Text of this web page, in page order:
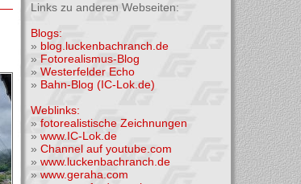
Links zu anderen Webseiten:
Blogs:
» blog.luckenbachranch.de
» Fotorealismus-Blog
» Westerfelder Echo
» Bahn-Blog (IC-Lok.de)
Weblinks:
» fotorealistische Zeichnungen
» www.IC-Lok.de
» Channel auf youtube.com
» www.luckenbachranch.de
» www.geraha.com